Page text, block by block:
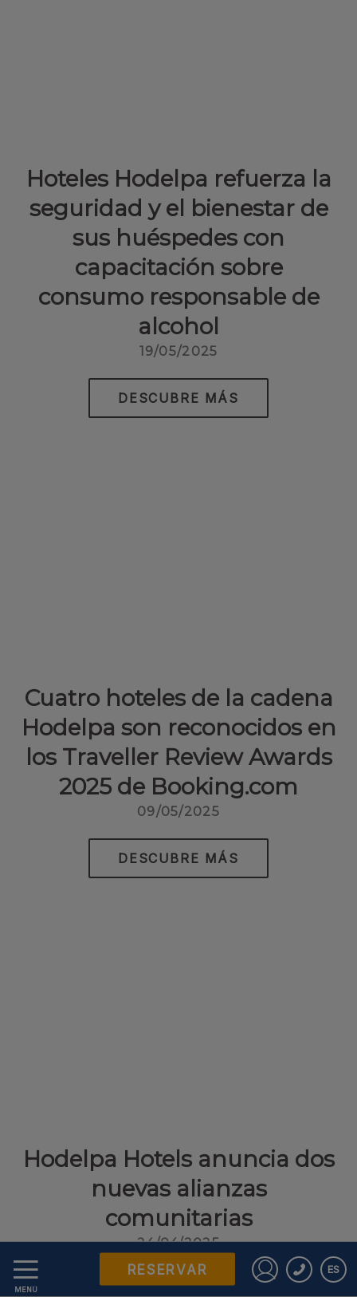
MENÚ
ES
RESERVAR
Hoteles Hodelpa refuerza la
seguridad y el bienestar de
sus huéspedes con
capacitación sobre
consumo responsable de
alcohol
19/05/2025
DESCUBRE MÁS
Cuatro hoteles de la cadena
Hodelpa son reconocidos en
los Traveller Review Awards
2025 de Booking.com
09/05/2025
DESCUBRE MÁS
Hodelpa Hotels anuncia dos
nuevas alianzas
comunitarias
24/04/2025
DESCUBRE MÁS